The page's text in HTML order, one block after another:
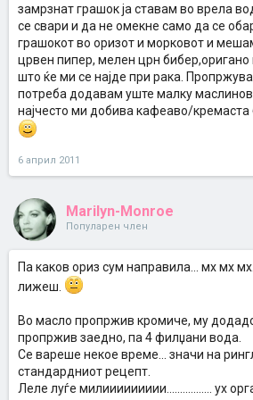
замрзнат грашок ја ставам во врела
се свари и да не омекне само да се
грашокот во оризот и морковот и
црвен пипер, мелен црн бибер,оригано
што ќе ми се најде при рака.
потреба додавам уште малку
најчесто ми добива кафеаво/кремаста
6 април 2011
Marilyn-Monroe
Популарен член
Па каков ориз сум направила... мх мх
лижеш.
Во масло пропржив кромиче, му
пропржив заедно, па 4 филџани вода.
Се вареше некое време... значи на
стандардниот рецепт.
Леле луѓе милиииииииии................. ух